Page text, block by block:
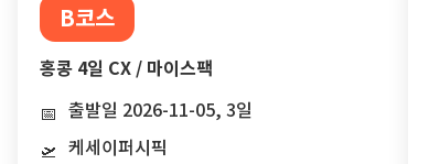
B코스
홍콩 4일 CX / 마이스팩
📅 출발일 2026-11-05, 3일
🛫 케세이퍼시픽